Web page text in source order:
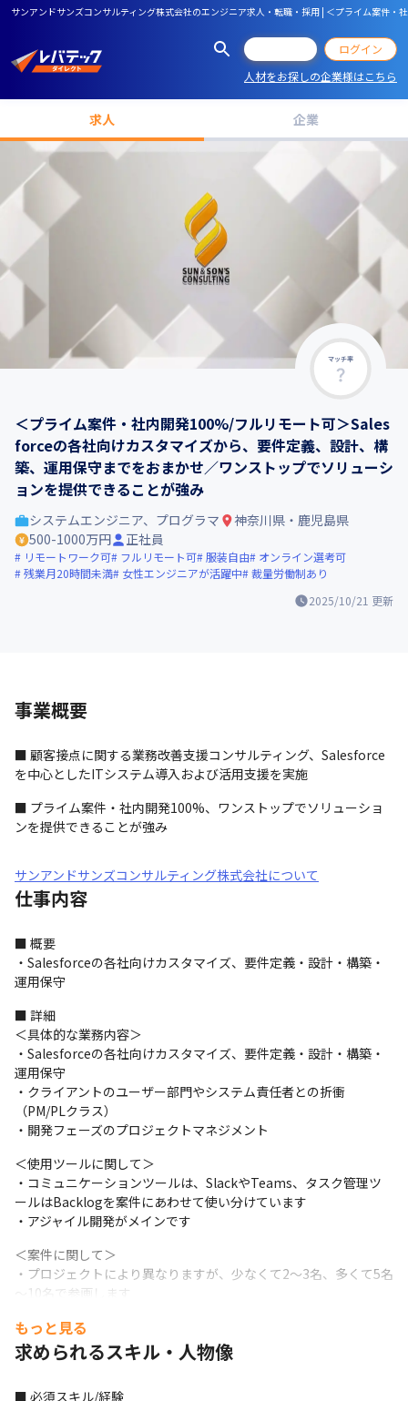
サンアンドサンズコンサルティング株式会社のエンジニア求人・転職・採用 | ＜プライム案件
ログイン
人材をお探しの企業様はこちら
求人 企業
マッチ率
＜プライム案件・社内開発100%/フルリモート可＞Sales
forceの各社向けカスタマイズから、要件定義、設計、構
築、運用保守までをおまかせ／ワンストップでソリューシ
ョンを提供できることが強み
2025/10/21 更新
システムエンジニア、プログラマ
神奈川県・鹿児島県
500-1000万円
正社員
リモートワーク可 フルリモート可 服装自由
オンライン選考可
残業月20時間未満
女性エンジニアが活躍中 裁量労働制あり
事業概要
■ 顧客接点に関する業務改善支援コンサルティング、Salesforce
を中心としたITシステム導入および活用支援を実施
■ プライム案件・社内開発100%、ワンストップでソリューショ
ンを提供できることが強み
サンアンドサンズコンサルティング株式会社について
仕事内容
■ 概要
・Salesforceの各社向けカスタマイズ、要件定義・設計・構築・
運用保守
■ 詳細
＜具体的な業務内容＞
・Salesforceの各社向けカスタマイズ、要件定義・設計・構築・
運用保守
・クライアントのユーザー部門やシステム責任者との折衝
（PM/PLクラス）
・開発フェーズのプロジェクトマネジメント
＜使用ツールに関して＞
・コミュニケーションツールは、SlackやTeams、タスク管理ツ
ールはBacklogを案件にあわせて使い分けています
・アジャイル開発がメインです
＜案件に関して＞
・プロジェクトにより異なりますが、少なくて2～3名、多くて5名
～10名で参画します
・大規模プロジェクトにご参画いただけます（金額規模は億単位
が多いです）
もっと見る
求められるスキル・人物像
■ 必須スキル/経験